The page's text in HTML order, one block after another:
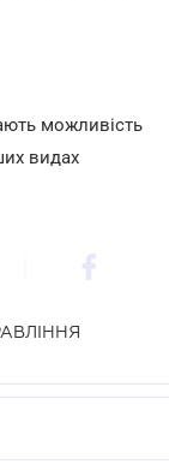
можливість
видах